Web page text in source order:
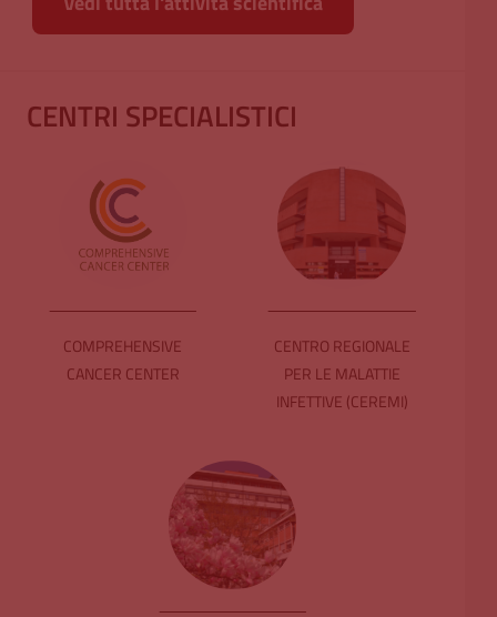
CENTRI SPECIALISTICI
COMPREHENSIVE
CANCER CENTER
CENTRO REGIONALE
PER LE MALATTIE
INFETTIVE (CEREMI)